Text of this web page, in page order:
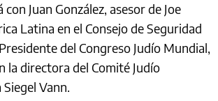
Juan González, asesor de Joe
Latina en el Consejo de Seguridad
del Congreso Judío Mundial,
la directora del Comité Judío
Vann.